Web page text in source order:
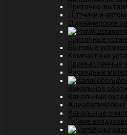
Приточно-
Датчики и
Дизайнерские
Приточные
Бытовые
Компактные
Промышленные
Расходные
Канальное
Канальные
Канальные
Гибкие